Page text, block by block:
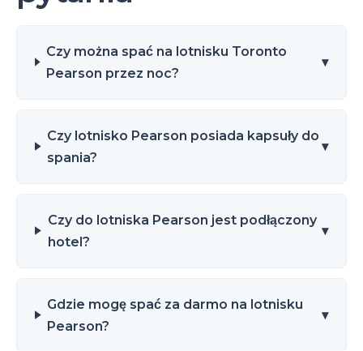
Czy można spać na lotnisku Toronto
Pearson przez noc?
▾
Czy lotnisko Pearson posiada kapsuły do
spania?
▾
Czy do lotniska Pearson jest podłączony
hotel?
▾
Gdzie mogę spać za darmo na lotnisku
Pearson?
▾